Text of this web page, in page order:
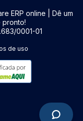
ERP online | Dê um
pronto!
0001-01
de uso